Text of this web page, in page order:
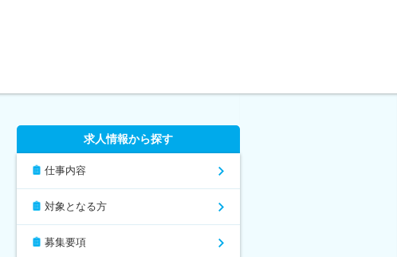
求人情報から探す
仕事内容
対象となる方
募集要項